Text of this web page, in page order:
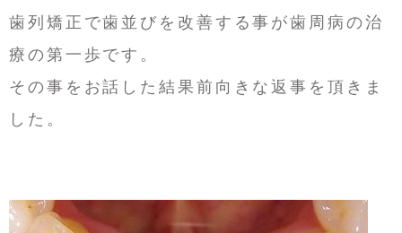
歯列矯正で歯並びを改善する事が歯周病の治
療の第一歩です。
その事をお話した結果前向きな返事を頂きま
した。